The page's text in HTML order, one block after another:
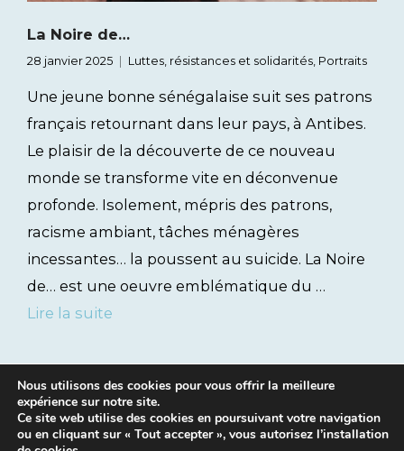
La Noire de…
28 janvier 2025 Luttes, résistances et solidarités, Portraits
Une jeune bonne sénégalaise suit ses patrons
français retournant dans leur pays, à Antibes.
Le plaisir de la découverte de ce nouveau
monde se transforme vite en déconvenue
profonde. Isolement, mépris des patrons,
racisme ambiant, tâches ménagères
incessantes… la poussent au suicide. La Noire
de… est une oeuvre emblématique du …
Lire la suite
Nous utilisons des cookies pour vous offrir la meilleure
expérience sur notre site.
Ce site web utilise des cookies en poursuivant votre navigation
ou en cliquant sur « Tout accepter », vous autorisez l’installation